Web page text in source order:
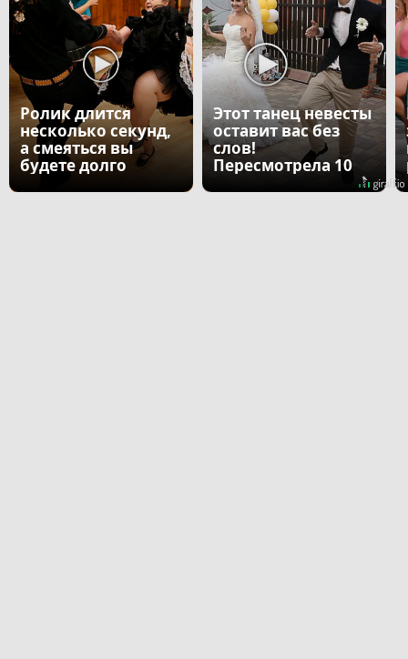
Ролик длится
несколько секунд,
а смеяться вы
будете долго
Этот танец невесты
оставит вас без
слов!
Пересмотрела 10